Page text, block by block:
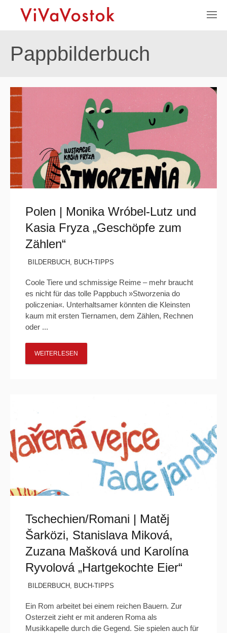
Pappbilderbuch
Polen | Monika Wróbel-Lutz und
Kasia Fryza „Geschöpfe zum
Zählen“
BILDERBUCH , BUCH-TIPPS
Coole Tiere und schmissige Reime – mehr braucht
es nicht für das tolle Pappbuch »Stworzenia do
policzenia«. Unterhaltsamer könnten die Kleinsten
kaum mit ersten Tiernamen, dem Zählen, Rechnen
oder ...
WEITERLESEN
Tschechien/Romani | Matěj
Šarközi, Stanislava Miková,
Zuzana Mašková und Karolína
Ryvolová „Hartgekochte Eier“
BILDERBUCH , BUCH-TIPPS
Ein Rom arbeitet bei einem reichen Bauern. Zur
Osterzeit zieht er mit anderen Roma als
Musikkapelle durch die Gegend. Sie spielen auch für